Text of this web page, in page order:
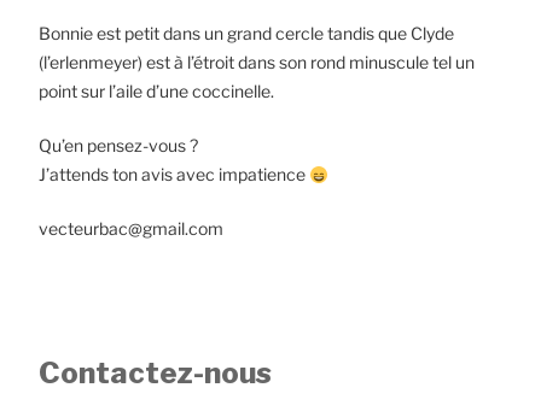
Bonnie est petit dans un grand cercle tandis que Clyde
(l’erlenmeyer) est à l’étroit dans son rond minuscule tel un
point sur l’aile d’une coccinelle.
Qu’en pensez-vous ?
J’attends ton avis avec impatience
vecteurbac@gmail.com
Contactez-nous